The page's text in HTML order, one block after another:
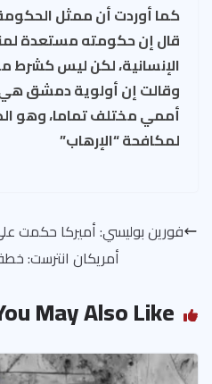
كما أوردت أن ممثل
قال إن حكومته مستعدة
الإنسانية، لكن ليس كشرط
وقالت إن أولوية دمشق هي
أممي مختلف تماما، وهو
لمكافحة “الإرهاب”
فورين بوليسي: أميركا حكمت
أمريكان انترست:
May Also Like